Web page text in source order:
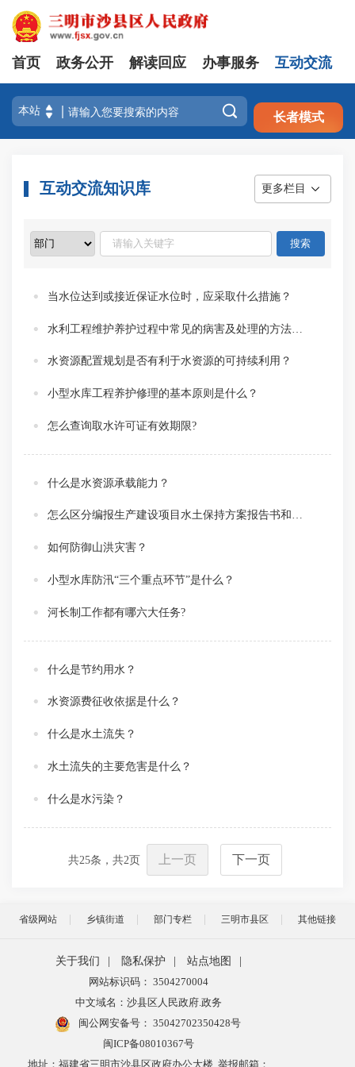
注册 登录
首页 政务公开 解读回应 办事服务 互动交流
 长者模式
互动交流知识库 更多栏目
当水位达到或接近保证水位时，应采取什么措施？
水资源配置规划是否有利于水资源的可持续利用？
小型水库工程养护修理的基本原则是什么？
怎么查询取水许可证有效期限?
什么是水资源承载能力？
怎么区分编报生产建设项目水土保持方案报告书和报告表？
如何防御山洪灾害？
小型水库防汛“三个重点环节”是什么？
河长制工作都有哪六大任务?
什么是节约用水？
水资源费征收依据是什么？
什么是水土流失？
水土流失的主要危害是什么？
什么是水污染？
共25条，共2页 上一页 下一页
省级网站 乡镇街道 部门专栏 三明市县区 其他链接
关于我们 | 隐私保护 | 站点地图
|
网站标识码： 3504270004
中文域名：沙县区人民政府.政务
闽公网安备号： 35042702350428号
闽ICP备08010367号
地址：福建省三明市沙县区政府办公大楼 举报邮箱：